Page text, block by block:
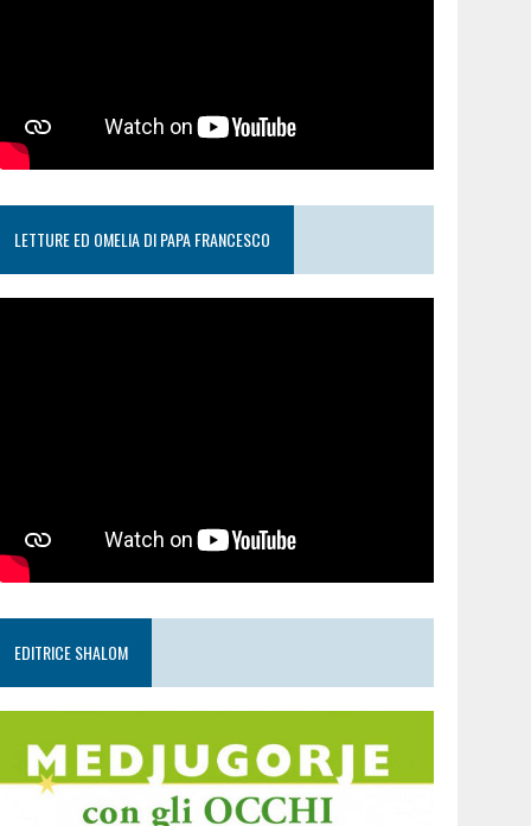
LETTURE ED OMELIA DI PAPA FRANCESCO
EDITRICE SHALOM